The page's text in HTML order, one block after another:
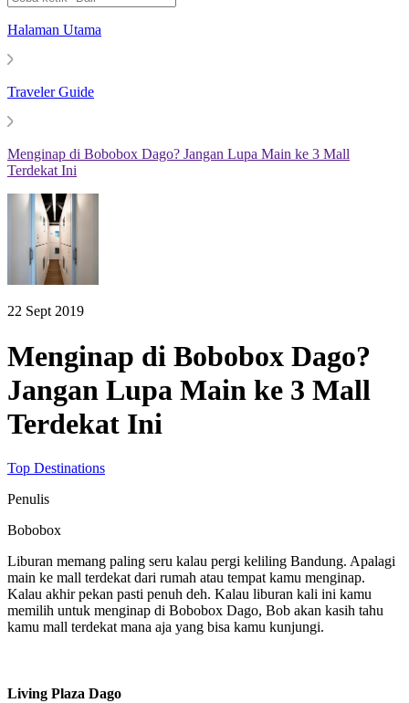
Halaman Utama
Traveler Guide
Menginap di Bobobox Dago? Jangan Lupa Main ke 3 Mall
Terdekat Ini
22 Sept 2019
Menginap di Bobobox Dago?
Jangan Lupa Main ke 3 Mall
Terdekat Ini
Top Destinations
Penulis
Bobobox
Liburan memang paling seru kalau pergi keliling Bandung. Apalagi
main ke mall terdekat dari rumah atau tempat kamu menginap.
Kalau akhir pekan pasti penuh deh. Kalau liburan kali ini kamu
memilih untuk menginap di Bobobox Dago, Bob akan kasih tahu
kamu mall terdekat mana aja yang bisa kamu kunjungi.
Living Plaza Dago